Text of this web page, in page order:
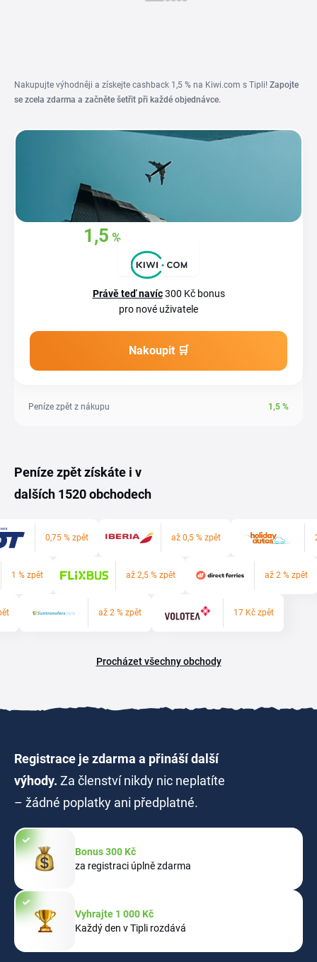
Nakupujte výhodněji a získejte cashback 1,5 % na Kiwi.com s Tipli! Zapojte
se zcela zdarma a začněte šetřit při každé objednávce.
1,5 %
Právě teď navíc300 Kč bonus
pro nové uživatele
Nakoupit 🛒
Peníze zpět z nákupu 1,5 %
Peníze zpět získáte i v
dalších 1520 obchodech
0,75 % zpět až 0,5 % zpět
1 % zpět až 2,5 % zpět až 2 % zpět
až 2 % zpět 17 Kč zpět
Procházet všechny obchody
Registrace je zdarma a přináší další
výhody. Za členství nikdy nic neplatíte
– žádné poplatky ani předplatné.
Bonus 300 Kč
za registraci úplně zdarma
Vyhrajte 1 000 Kč
Každý den v Tipli rozdává